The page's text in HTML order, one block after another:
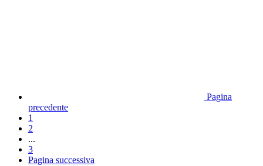
Pagina
precedente
1
2
...
3
Pagina successiva